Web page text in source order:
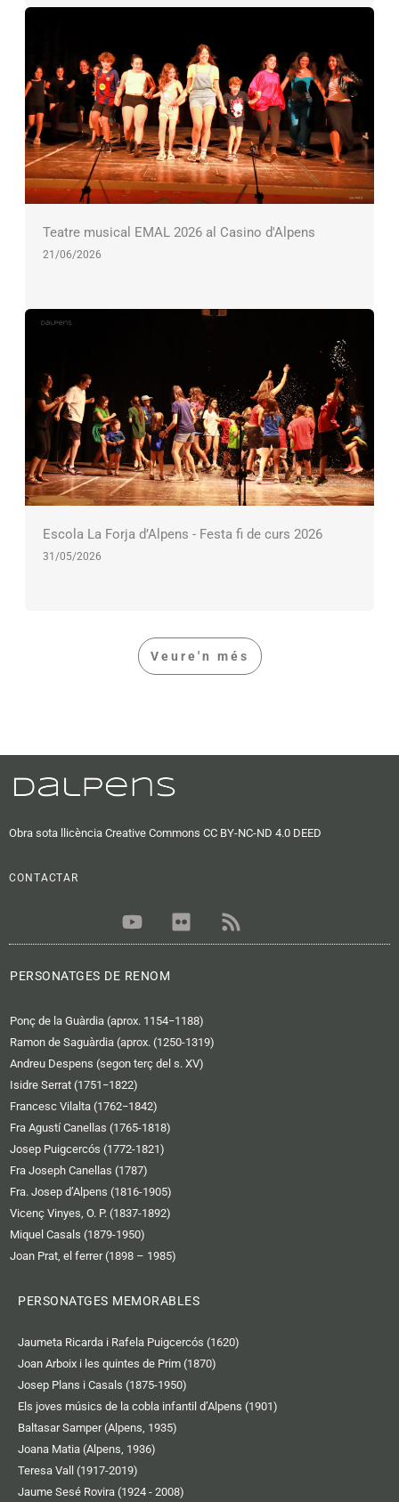
Teatre musical EMAL 2026 al Casino d'Alpens
21/06/2026
Escola La Forja d’Alpens - Festa fi de curs 2026
31/05/2026
Veure'n més
Obra sota llicència Creative Commons CC BY-NC-ND 4.0 DEED
CONTACTAR
Y
o
t
b
e
F
l
r
R
s
PERSONATGES DE RENOM
Ponç de la Guàrdia (aprox. 1154−1188)
Ramon de Saguàrdia (aprox. (1250-1319)
Andreu Despens (segon terç del s. XV)
Isidre Serrat (1751−1822)
Francesc Vilalta (1762−1842)
Fra Agustí Canellas (1765-1818)
Josep Puigcercós (1772-1821)
Fra Joseph Canellas (1787)
Fra. Josep d’Alpens (1816-1905)
Vicenç Vinyes, O. P. (1837-1892)
Miquel Casals (1879-1950)
Joan Prat, el ferrer (1898 – 1985)
PERSONATGES MEMORABLES
Jaumeta Ricarda i Rafela Puigcercós (1620)
Joan Arboix i les quintes de Prim (1870)
Josep Plans i Casals (1875-1950)
Els joves músics de la cobla infantil d’Alpens (1901)
Baltasar Samper (Alpens, 1935)
Joana Matia (Alpens, 1936)
Teresa Vall (1917-2019)
Jaume Sesé Rovira (1924 - 2008)